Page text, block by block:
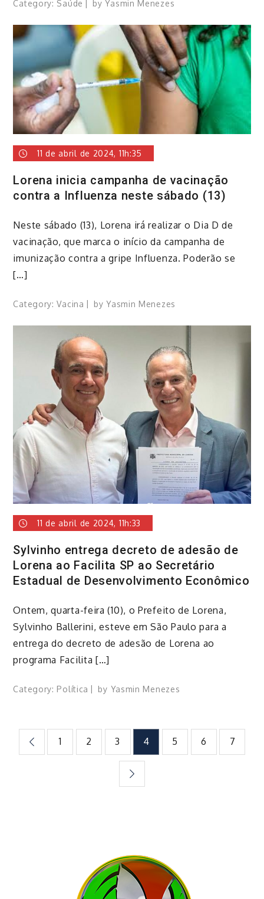
Category: Saúde byYasmin Menezes
11 de abril de 2024, 11h:35
Lorena inicia campanha de vacinação
contra a Influenza neste sábado (13)
Neste sábado (13), Lorena irá realizar o Dia D de
vacinação, que marca o início da campanha de
imunização contra a gripe Influenza. Poderão se
[…]
Category:Vacina byYasmin Menezes
11 de abril de 2024, 11h:33
Sylvinho entrega decreto de adesão de
Lorena ao Facilita SP ao Secretário
Estadual de Desenvolvimento Econômico
Ontem, quarta-feira (10), o Prefeito de Lorena,
Sylvinho Ballerini, esteve em São Paulo para a
entrega do decreto de adesão de Lorena ao
programa Facilita […]
Category: Política by Yasmin Menezes
Paginação
1 2 3 4 5 6 7